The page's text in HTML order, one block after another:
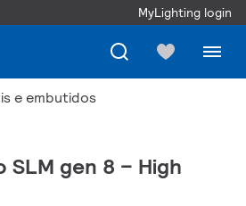
MyLighting login
e embutidos
SLM gen 8 – High